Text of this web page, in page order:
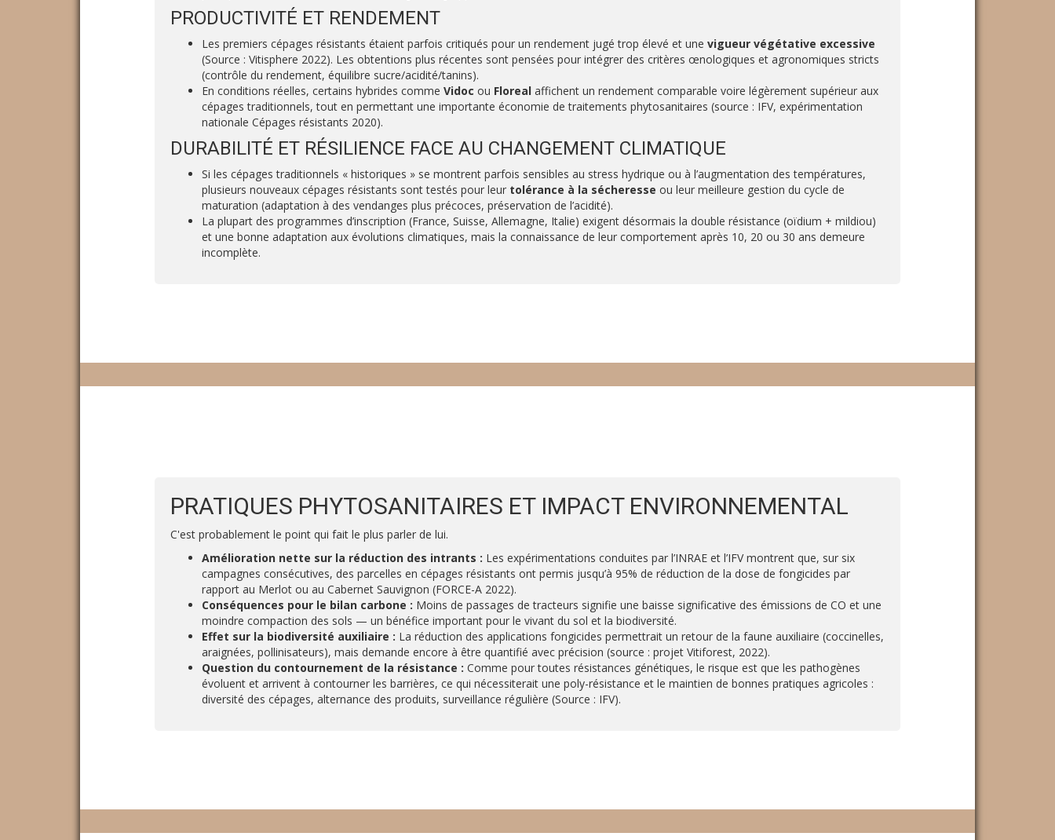
PRODUCTIVITÉ ET RENDEMENT
Les premiers cépages résistants étaient parfois critiqués pour un rendement jugé trop élevé et une vigueur végétative excessive
(Source : Vitisphere 2022). Les obtentions plus récentes sont pensées pour intégrer des critères œnologiques et agronomiques stricts
(contrôle du rendement, équilibre sucre/acidité/tanins).
En conditions réelles, certains hybrides comme Vidoc ou Floreal affichent un rendement comparable voire légèrement supérieur aux
cépages traditionnels, tout en permettant une importante économie de traitements phytosanitaires (source : IFV, expérimentation
nationale Cépages résistants 2020).
DURABILITÉ ET RÉSILIENCE FACE AU CHANGEMENT CLIMATIQUE
Si les cépages traditionnels « historiques » se montrent parfois sensibles au stress hydrique ou à l’augmentation des températures,
plusieurs nouveaux cépages résistants sont testés pour leur tolérance à la sécheresse ou leur meilleure gestion du cycle de
maturation (adaptation à des vendanges plus précoces, préservation de l’acidité).
La plupart des programmes d’inscription (France, Suisse, Allemagne, Italie) exigent désormais la double résistance (oïdium + mildiou)
et une bonne adaptation aux évolutions climatiques, mais la connaissance de leur comportement après 10, 20 ou 30 ans demeure
incomplète.
PRATIQUES PHYTOSANITAIRES ET IMPACT ENVIRONNEMENTAL
C'est probablement le point qui fait le plus parler de lui.
Amélioration nette sur la réduction des intrants : Les expérimentations conduites par l’INRAE et l’IFV montrent que, sur six
campagnes consécutives, des parcelles en cépages résistants ont permis jusqu’à 95% de réduction de la dose de fongicides par
rapport au Merlot ou au Cabernet Sauvignon (FORCE-A 2022).
Conséquences pour le bilan carbone : Moins de passages de tracteurs signifie une baisse significative des émissions de CO et une
moindre compaction des sols — un bénéfice important pour le vivant du sol et la biodiversité.
Effet sur la biodiversité auxiliaire : La réduction des applications fongicides permettrait un retour de la faune auxiliaire (coccinelles,
araignées, pollinisateurs), mais demande encore à être quantifié avec précision (source : projet Vitiforest, 2022).
Question du contournement de la résistance : Comme pour toutes résistances génétiques, le risque est que les pathogènes
évoluent et arrivent à contourner les barrières, ce qui nécessiterait une poly-résistance et le maintien de bonnes pratiques agricoles :
diversité des cépages, alternance des produits, surveillance régulière (Source : IFV).